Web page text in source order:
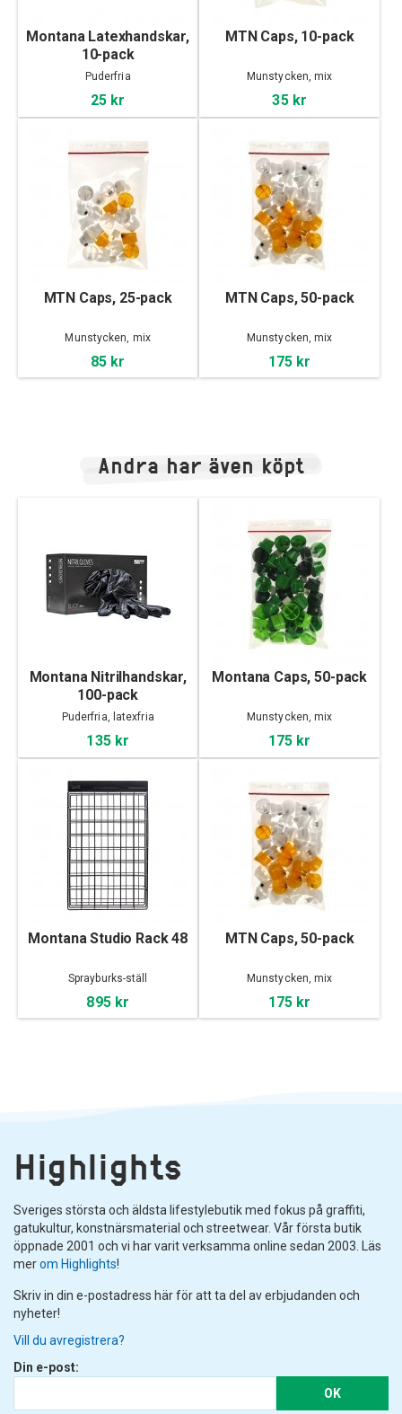
Montana Latexhandskar,
10-pack
Puderfria
25 kr
MTN Caps, 10-pack
Munstycken, mix
35 kr
MTN Caps, 25-pack
Munstycken, mix
85 kr
MTN Caps, 50-pack
Munstycken, mix
175 kr
Andra har även köpt
Montana Nitrilhandskar,
100-pack
Puderfria, latexfria
135 kr
Montana Caps, 50-pack
Munstycken, mix
175 kr
Montana Studio Rack 48
Sprayburks-ställ
895 kr
MTN Caps, 50-pack
Munstycken, mix
175 kr
Highlights
Sveriges största och äldsta lifestylebutik med fokus på graffiti,
gatukultur, konstnärsmaterial och streetwear. Vår första butik
öppnade 2001 och vi har varit verksamma online sedan 2003. Läs
merom Highlights!
Skriv in din e-postadress här för att ta del av erbjudanden och
nyheter!
Vill du avregistrera?
Din e-post:
OK